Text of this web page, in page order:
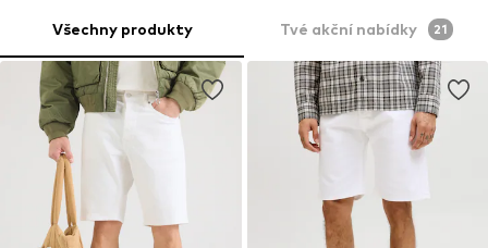
Všechny produkty Tvé akční nabídky 21